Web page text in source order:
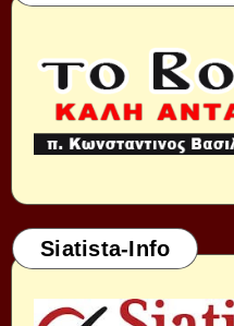
Siatista-Info